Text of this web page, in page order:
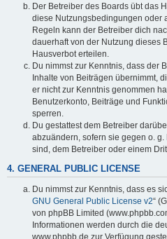
Der Betreiber des Boards übt das
diese Nutzungsbedingungen oder
Regeln kann der Betreiber dich
dauerhaft von der Nutzung dieses
Hausverbot erteilen.
Du nimmst zur Kenntnis, dass der
Inhalte von Beiträgen übernimmt,
er nicht zur Kenntnis genommen
Benutzerkonto, Beiträge und
sperren.
Du gestattest dem Betreiber
abzuändern, sofern sie gegen o.
sind, dem Betreiber oder einem
4. GENERAL PUBLIC LICENSE
Du nimmst zur Kenntnis, dass es
GNU General Public License v2“
von phpBB Limited
Informationen werden durch die
www.phpbb.de zur Verfügung